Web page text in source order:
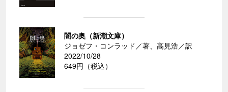
闇の奥（新潮文庫）
ジョゼフ・コンラッド／著、高見浩／訳
2022/10/28
649円（税込）